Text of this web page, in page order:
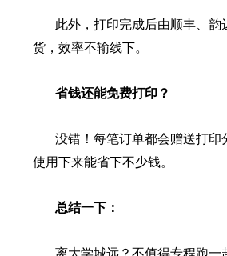
此外，打印完成后由顺丰、
货，效率不输线下。
省钱还能免费打印？
没错！每笔订单都会赠送打
使用下来能省下不少钱。
总结一下：
离大学城远？不值得专程跑一